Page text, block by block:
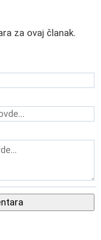
za ovaj članak.